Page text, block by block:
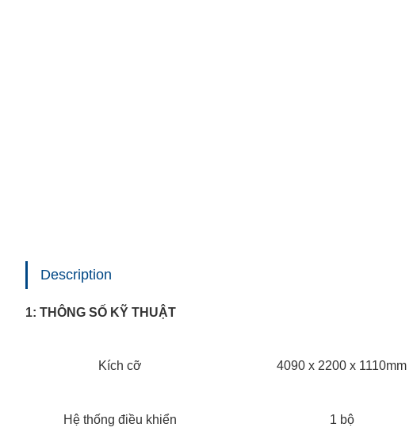
Description
1: THÔNG SỐ KỸ THUẬT
Kích cỡ 4090 x 2200 x 1110mm
Hệ thống điều khiển 1 bộ